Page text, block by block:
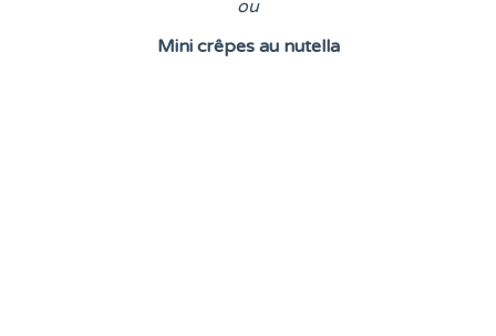
ou
Mini crêpes au nutella